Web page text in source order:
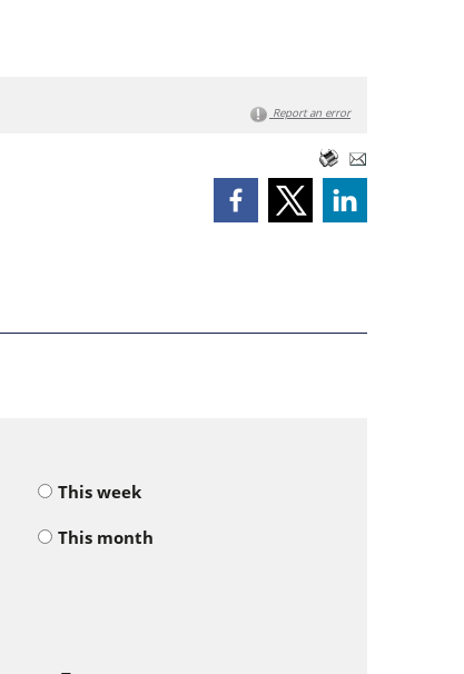
Report an error
This week
This month